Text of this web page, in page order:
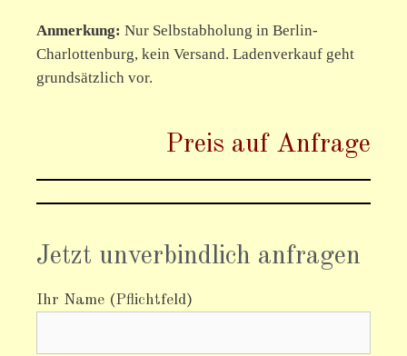
Anmerkung: Nur Selbstabholung in Berlin-
Charlottenburg, kein Versand. Ladenverkauf geht
grundsätzlich vor.
Preis auf Anfrage
Jetzt unverbindlich anfragen
Ihr Name (Pflichtfeld)